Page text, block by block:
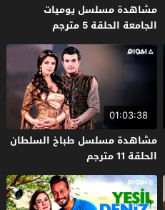
مشاهدة مسلسل يوميات
الجامعة الحلقة 5 مترجم
01:03:38
مشاهدة مسلسل طباخ السلطان
الحلقة 11 مترجم